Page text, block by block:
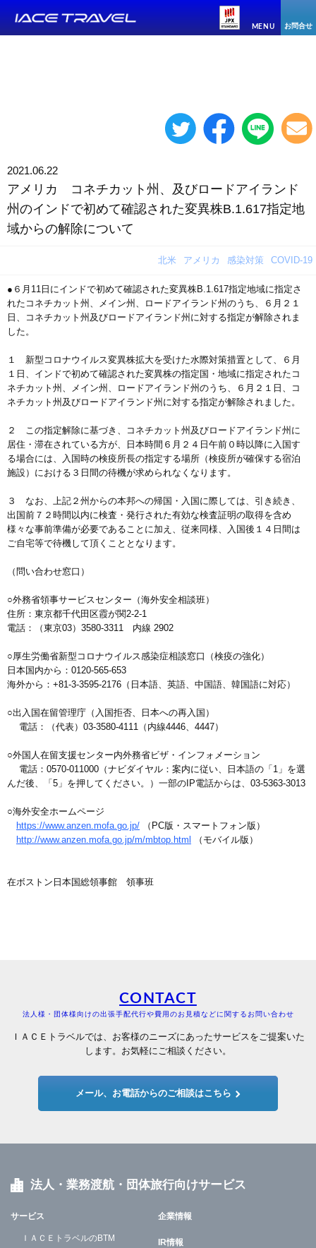
MENU お問合せ
2021.06.22
アメリカ コネチカット州、及びロードアイランド
州のインドで初めて確認された変異株B.1.617指定地
域からの解除について
北米 アメリカ 感染対策 COVID-19
●６月11日にインドで初めて確認された変異株B.1.617指定地域に指定さ
れたコネチカット州、メイン州、ロードアイランド州のうち、６月２１
日、コネチカット州及びロードアイランド州に対する指定が解除されま
した。
１ 新型コロナウイルス変異株拡大を受けた水際対策措置として、６月
１日、インドで初めて確認された変異株の指定国・地域に指定されたコ
ネチカット州、メイン州、ロードアイランド州のうち、６月２１日、コ
ネチカット州及びロードアイランド州に対する指定が解除されました。
２ この指定解除に基づき、コネチカット州及びロードアイランド州に
居住・滞在されている方が、日本時間６月２４日午前０時以降に入国す
る場合には、入国時の検疫所長の指定する場所（検疫所が確保する宿泊
施設）における３日間の待機が求められなくなります。
３ なお、上記２州からの本邦への帰国・入国に際しては、引き続き、
出国前７２時間以内に検査・発行された有効な検査証明の取得を含め
様々な事前準備が必要であることに加え、従来同様、入国後１４日間は
ご自宅等で待機して頂くこととなります。
（問い合わせ窓口）
○外務省領事サービスセンター（海外安全相談班）
住所：東京都千代田区霞が関2-2-1
電話：（東京03）3580-3311 内線 2902
○厚生労働省新型コロナウイルス感染症相談窓口（検疫の強化）
日本国内から：0120-565-653
海外から：+81-3-3595-2176（日本語、英語、中国語、韓国語に対応）
○出入国在留管理庁（入国拒否、日本への再入国）
電話：（代表）03-3580-4111（内線4446、4447）
○外国人在留支援センター内外務省ビザ・インフォメーション
電話：0570-011000（ナビダイヤル：案内に従い、日本語の「1」を選
んだ後、「5」を押してください。）一部のIP電話からは、03-5363-3013
○海外安全ホームページ
https://www.anzen.mofa.go.jp/ （PC版・スマートフォン版）
http://www.anzen.mofa.go.jp/m/mbtop.html
（モバイル版）
在ボストン日本国総領事館 領事班
CONTACT
法人様・団体様向けの出張手配代行や費用のお見積などに関するお問い合わせ
ＩＡＣＥトラベルでは、お客様のニーズにあったサービスをご提案いた
します。お気軽にご相談ください。
メール、お電話からのご相談はこちら
法人・業務渡航・団体旅行向けサービス
サービス
ＩＡＣＥトラベルのBTM
企業情報
IR情報